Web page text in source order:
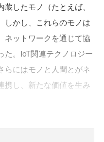
したモノ（たとえば、
しかし、これらのモノは
ネットワークを通じて協
た。IoT関連テクノロジー
らにはモノと人間とがネ
携し、新たな価値を生み